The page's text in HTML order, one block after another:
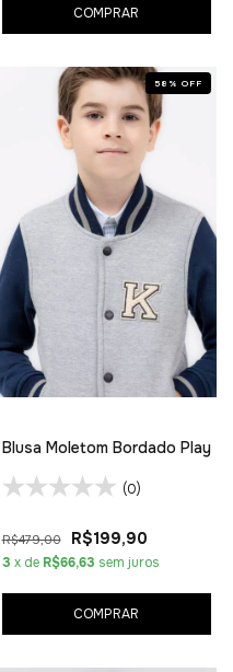
COMPRAR
58 % OFF
Blusa Moletom Bordado Play
(0)
R$479,00 R$199,90
3 x de R$66,63 sem juros
COMPRAR